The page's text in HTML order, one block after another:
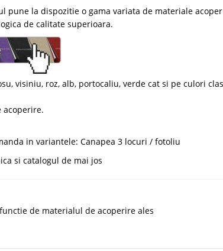
la dispozitie o gama variata de materiale
de calitate superioara.
visiniu, roz, alb, portocaliu, verde cat si pe culori
acoperire.
in variantele: Canapea 3 locuri / fotoliu
si catalogul de mai jos
de materialul de acoperire ales